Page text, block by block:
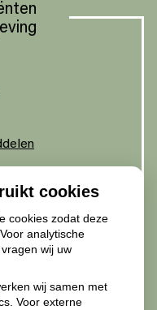
cookies
cookies zodat deze
analytische
wij uw
wij samen met
Voor externe